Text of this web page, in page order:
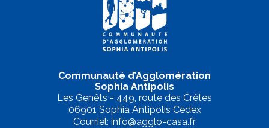
Communauté d’Agglomération
Sophia Antipolis
Les Genêts - 449, route des Crêtes
06901 Sophia Antipolis Cedex
Courriel: info@agglo-casa.fr